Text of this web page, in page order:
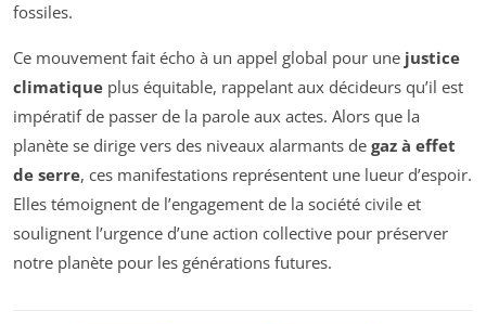
fossiles.
Ce mouvement fait écho à un appel global pour une justice
climatique plus équitable, rappelant aux décideurs qu’il est
impératif de passer de la parole aux actes. Alors que la
planète se dirige vers des niveaux alarmants de gaz à effet
de serre, ces manifestations représentent une lueur d’espoir.
Elles témoignent de l’engagement de la société civile et
soulignent l’urgence d’une action collective pour préserver
notre planète pour les générations futures.